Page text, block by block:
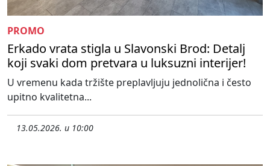
PROMO
Erkado vrata stigla u Slavonski Brod: Detalj
koji svaki dom pretvara u luksuzni interijer!
U vremenu kada tržište preplavljuju jednolična i često
upitno kvalitetna...
13.05.2026. u 10:00